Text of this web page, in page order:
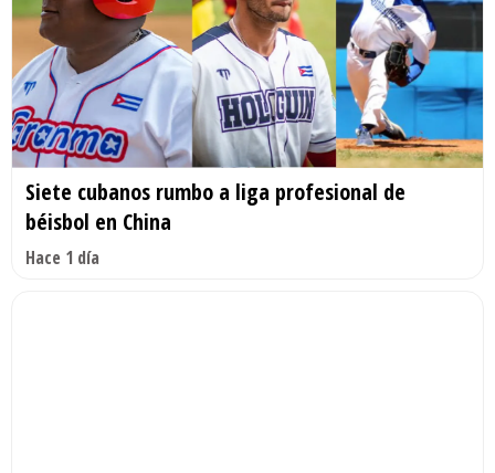
Siete cubanos rumbo a liga profesional de
béisbol en China
Hace 1 día